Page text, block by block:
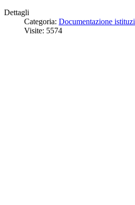
Dettagli
Categoria: Documentazione
Visite: 5574